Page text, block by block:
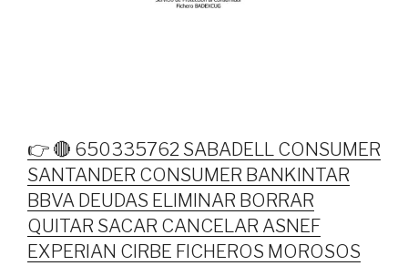
👉 🔴 650335762 SABADELL CONSUMER
SANTANDER CONSUMER BANKINTAR
BBVA DEUDAS ELIMINAR BORRAR
QUITAR SACAR CANCELAR ASNEF
EXPERIAN CIRBE FICHEROS MOROSOS